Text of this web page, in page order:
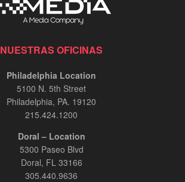
NUESTRAS OFICINAS
Philadelphia Location
5100 N. 5th Street
Philadelphia, PA. 19120
215.424.1200
Doral – Location
5300 Paseo Blvd
Doral, FL 33166
305.440.9636